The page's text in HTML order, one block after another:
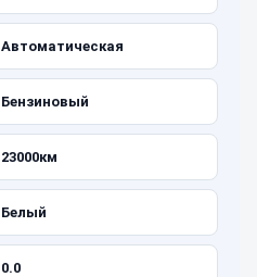
Автоматическая
Бензиновый
23000км
Белый
0.0